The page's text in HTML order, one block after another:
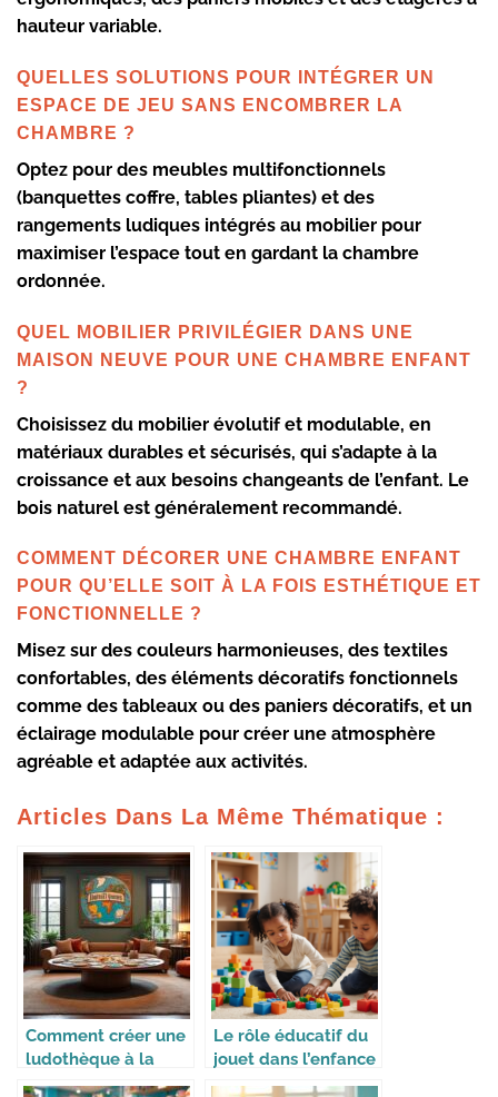
hauteur variable.
QUELLES SOLUTIONS POUR INTÉGRER UN
ESPACE DE JEU SANS ENCOMBRER LA
CHAMBRE ?
Optez pour des meubles multifonctionnels
(banquettes coffre, tables pliantes) et des
rangements ludiques intégrés au mobilier pour
maximiser l’espace tout en gardant la chambre
ordonnée.
QUEL MOBILIER PRIVILÉGIER DANS UNE
MAISON NEUVE POUR UNE CHAMBRE ENFANT
?
Choisissez du mobilier évolutif et modulable, en
matériaux durables et sécurisés, qui s’adapte à la
croissance et aux besoins changeants de l’enfant. Le
bois naturel est généralement recommandé.
COMMENT DÉCORER UNE CHAMBRE ENFANT
POUR QU’ELLE SOIT À LA FOIS ESTHÉTIQUE ET
FONCTIONNELLE ?
Misez sur des couleurs harmonieuses, des textiles
confortables, des éléments décoratifs fonctionnels
comme des tableaux ou des paniers décoratifs, et un
éclairage modulable pour créer une atmosphère
agréable et adaptée aux activités.
Articles Dans La Même Thématique :
Comment créer une
ludothèque à la
maison
Le rôle éducatif du
jouet dans l’enfance